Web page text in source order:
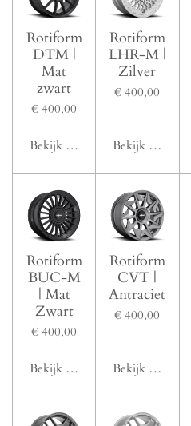
Rotiform
DTM |
Mat
zwart
€ 400,00
Bekijk details
Rotiform
LHR-M |
Zilver
€ 400,00
Bekijk details
Rotiform
BUC-M
| Mat
Zwart
€ 400,00
Bekijk details
Rotiform
CVT |
Antraciet
€ 400,00
Bekijk details